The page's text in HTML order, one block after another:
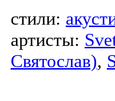
стили:
артисты:
Святослав),